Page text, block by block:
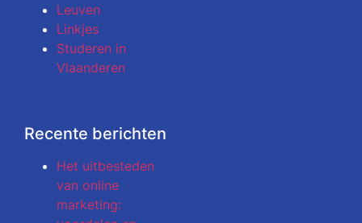
Leuven
Linkjes
Studeren in
Vlaanderen
Recente berichten
Het uitbesteden
van online
marketing: